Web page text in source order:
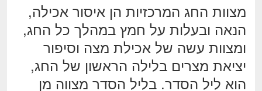
מצוות החג המרכזיות הן איסור אכילה,
הנאה ובעלות על חמץ במהלך כל החג,
ומצוות עשה של אכילת מצה וסיפור
יציאת מצרים בלילה הראשון של החג,
הוא ליל הסדר. בליל הסדר מצווה מן